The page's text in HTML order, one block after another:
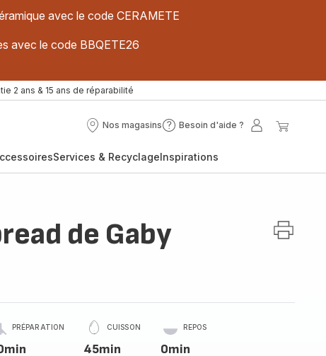
avec le code CERAMETE
avec le code BBQETE26
2 ans & 15 ans de réparabilité
Nos magasins
Nos
Besoin d'aide ?
Besoin
?
Mon
Services & RecyclageInspirations
de Gaby
PRÉPARATION CUISSON
45min
REPOS
0min